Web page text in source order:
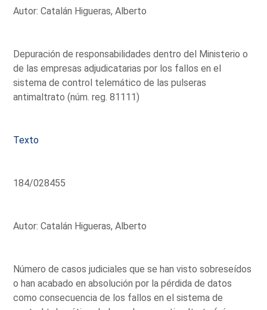
Autor: Catalán Higueras, Alberto
Depuración de responsabilidades dentro del Ministerio o
de las empresas adjudicatarias por los fallos en el
sistema de control telemático de las pulseras
antimaltrato (núm. reg. 81111)
Texto
184/028455
Autor: Catalán Higueras, Alberto
Número de casos judiciales que se han visto sobreseídos
o han acabado en absolución por la pérdida de datos
como consecuencia de los fallos en el sistema de